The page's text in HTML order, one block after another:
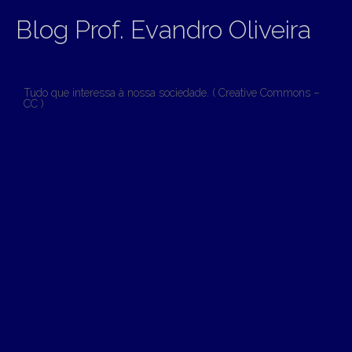
Blog Prof. Evandro Oliveira
Tudo que interessa à nossa sociedade. ( Creative Commons –
CC )